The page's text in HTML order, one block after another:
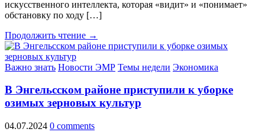
искусственного интеллекта, которая «видит» и «понимает»
обстановку по ходу […]
Продолжить чтение →
Важно знать Новости ЭМР Темы недели Экономика
В Энгельсском районе приступили к уборке
озимых зерновых культур
04.07.2024 0 comments